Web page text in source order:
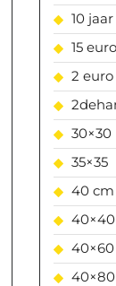
10 jaar
15 euro
2 euro
30×30
35×35
40 cm
40×40
40×60
40×80